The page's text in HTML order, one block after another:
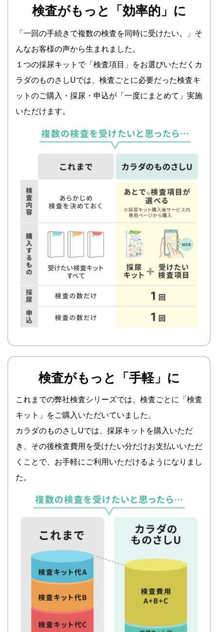
検査がもっと「効率的」に
「一回の手続きで複数の検査を同時に受けたい。」そ
んなお客様の声から生まれました。
１つの採尿キットで「検査項目」をお選びいただくカ
ラダのものさしUでは、検査ごとに必要だった検査キ
ットのご購入・採尿・申込が「一度にまとめて」実施
いただけます。
検査がもっと「手軽」に
これまでの弊社検査シリーズでは、検査ごとに「検査
キット」をご購入いただいていました。
カラダのものさしUでは、採尿キットを購入いただ
き、その後検査費用を受けたい分だけお支払いいただ
くことで、お手軽にご利用いただけるようになりまし
た。